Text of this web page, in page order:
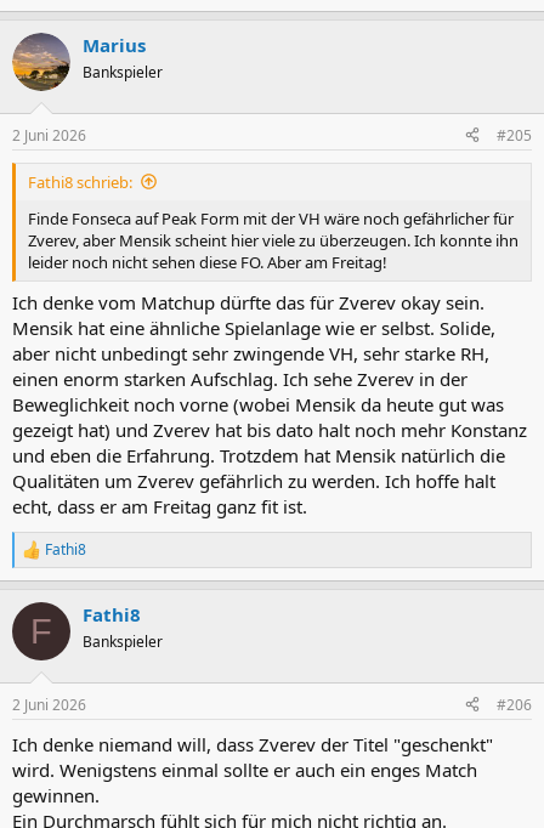
Marius
Bankspieler
2 Juni 2026 #205
Fathi8 schrieb:
Finde Fonseca auf Peak Form mit der VH wäre noch gefährlicher für
Zverev, aber Mensik scheint hier viele zu überzeugen. Ich konnte ihn
leider noch nicht sehen diese FO. Aber am Freitag!
Ich denke vom Matchup dürfte das für Zverev okay sein.
Mensik hat eine ähnliche Spielanlage wie er selbst. Solide,
aber nicht unbedingt sehr zwingende VH, sehr starke RH,
einen enorm starken Aufschlag. Ich sehe Zverev in der
Beweglichkeit noch vorne (wobei Mensik da heute gut was
gezeigt hat) und Zverev hat bis dato halt noch mehr Konstanz
und eben die Erfahrung. Trotzdem hat Mensik natürlich die
Qualitäten um Zverev gefährlich zu werden. Ich hoffe halt
echt, dass er am Freitag ganz fit ist.
R
e
k
i
e
:
Fathi8
F Fathi8
Bankspieler
2 Juni 2026 #206
Ich denke niemand will, dass Zverev der Titel "geschenkt"
wird. Wenigstens einmal sollte er auch ein enges Match
gewinnen.
Ein Durchmarsch fühlt sich für mich nicht richtig an.